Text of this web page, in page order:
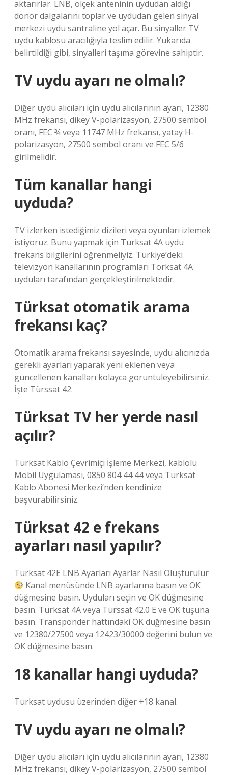
aktarırlar. LNB, ölçek anteninin uydudan aldığı
donör dalgalarını toplar ve uydudan gelen sinyal
merkezi uydu santraline yol açar. Bu sinyaller TV
uydu kablosu aracılığıyla teslim edilir. Yukarıda
belirtildiği gibi, sinyalleri taşıma görevine sahiptir.
TV uydu ayarı ne olmalı?
Diğer uydu alıcıları için uydu alıcılarının ayarı, 12380
MHz frekansı, dikey V-polarizasyon, 27500 sembol
oranı, FEC ¾ veya 11747 MHz frekansı, yatay H-
polarizasyon, 27500 sembol oranı ve FEC 5/6
girilmelidir.
Tüm kanallar hangi
uyduda?
TV izlerken istediğimiz dizileri veya oyunları izlemek
istiyoruz. Bunu yapmak için Turksat 4A uydu
frekans bilgilerini öğrenmeliyiz. Türkiye’deki
televizyon kanallarının programları Torksat 4A
uyduları tarafından gerçekleştirilmektedir.
Türksat otomatik arama
frekansı kaç?
Otomatik arama frekansı sayesinde, uydu alıcınızda
gerekli ayarları yaparak yeni eklenen veya
güncellenen kanalları kolayca görüntüleyebilirsiniz.
İşte Türssat 42.
Türksat TV her yerde nasıl
açılır?
Türksat Kablo Çevrimiçi İşleme Merkezi, kablolu
Mobil Uygulaması, 0850 804 44 44 veya Türksat
Kablo Abonesi Merkezi’nden kendinize
başvurabilirsiniz.
Türksat 42 e frekans
ayarları nasıl yapılır?
Turksat 42E LNB Ayarları Ayarlar Nasıl Oluşturulur
Kanal menüsünde LNB ayarlarına basın ve OK
düğmesine basın. Uyduları seçin ve OK düğmesine
basın. Turksat 4A veya Türssat 42.0 E ve OK tuşuna
basın. Transponder hattındaki OK düğmesine basın
ve 12380/27500 veya 12423/30000 değerini bulun ve
OK düğmesine basın.
18 kanallar hangi uyduda?
Turksat uydusu üzerinden diğer +18 kanal.
TV uydu ayarı ne olmalı?
Diğer uydu alıcıları için uydu alıcılarının ayarı, 12380
MHz frekansı, dikey V-polarizasyon, 27500 sembol